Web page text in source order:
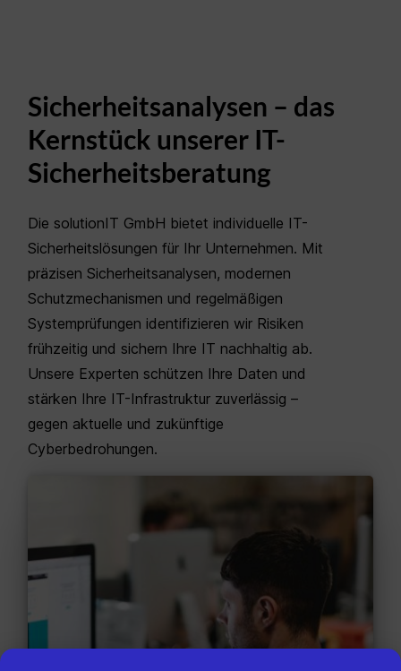
Sicherheitsanalysen – das
Kernstück unserer IT-
Sicherheitsberatung
Die solutionIT GmbH bietet individuelle IT-
Sicherheitslösungen für Ihr Unternehmen. Mit
präzisen Sicherheitsanalysen, modernen
Schutzmechanismen und regelmäßigen
Systemprüfungen identifizieren wir Risiken
frühzeitig und sichern Ihre IT nachhaltig ab.
Unsere Experten schützen Ihre Daten und
stärken Ihre IT-Infrastruktur zuverlässig –
gegen aktuelle und zukünftige
Cyberbedrohungen.